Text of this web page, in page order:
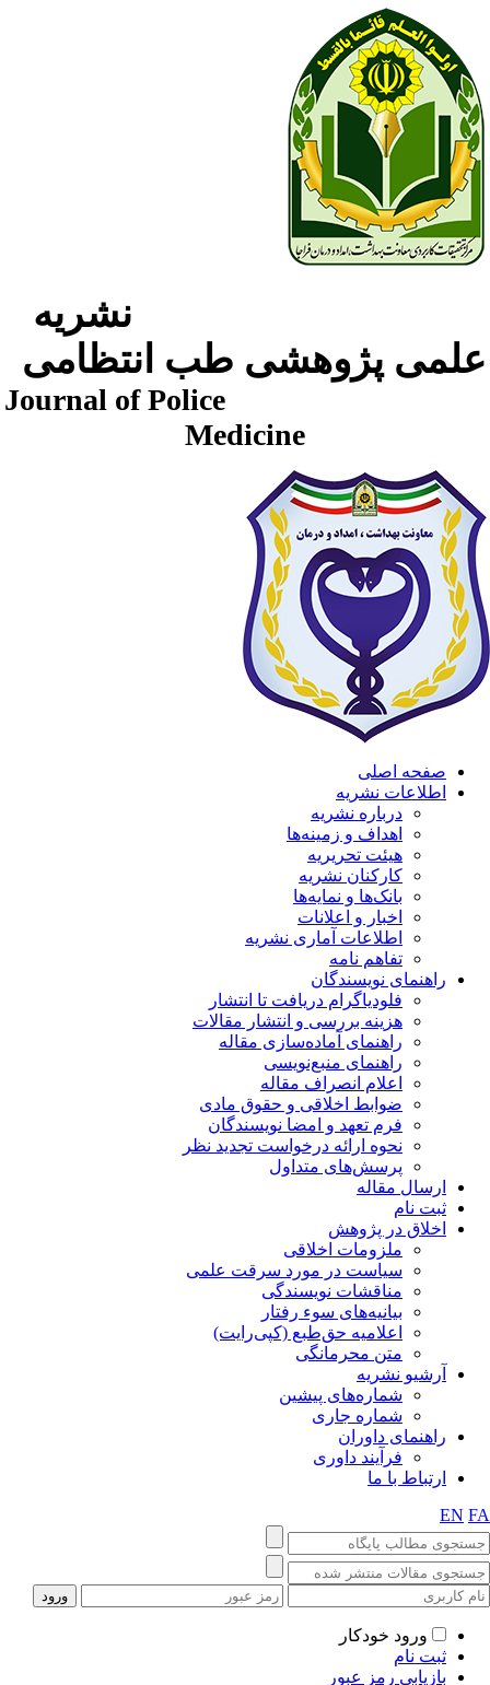
نشریه
پژوهشی طب انتظامی
Journal of Police
Medicine
صفحه اصلی
اطلاعات نشریه
درباره نشریه
اهداف و زمینه‌ها
هیئت تحریریه
کارکنان نشریه
بانک‌ها و نمایه‌ها
اخبار و اعلانات
اطلاعات آماری نشریه
تفاهم نامه
راهنمای نویسندگان
فلودیاگرام دریافت تا انتشار
هزینه بررسی و انتشار مقالات
راهنمای آماده‌سازی مقاله
راهنمای منبع‌نویسی
اعلام انصراف مقاله
ضوابط اخلاقی و حقوق مادی
فرم تعهد و امضا نویسندگان
نحوه ارائه درخواست تجدید نظر
پرسش‌های متداول
ارسال مقاله
ثبت نام
اخلاق در پژوهش
ملزومات اخلاقی
سیاست در مورد سرقت علمی
مناقشات نویسندگی
بیانیه‌های سوء رفتار
اعلامیه حق‌طبع (کپی‌رایت)
متن محرمانگی
آرشیو نشریه
شماره‌های پیشین
شماره جاری
راهنمای داوران
فرآیند داوری
ارتباط با ما
EN
ورود خودکار
ثبت نام
بازیابی رمز عبور